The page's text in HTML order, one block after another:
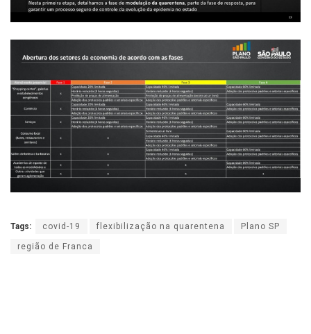
Tags: covid-19 flexibilização na quarentena Plano SP
região de Franca